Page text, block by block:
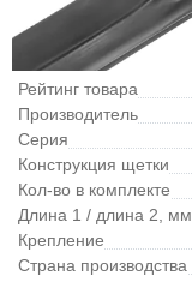
Рейтинг товара
Производитель
Серия
Конструкция щетки
Кол-во в комплекте
Длина 1 / длина 2, мм
Крепление
Страна производства